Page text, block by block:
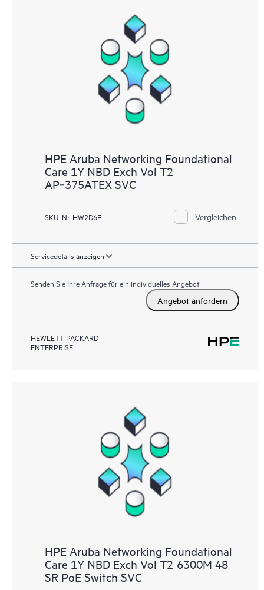
HPE Aruba Networking Foundational
Care 1Y NBD Exch Vol T2
AP‑375ATEX SVC
SKU-Nr. HW2D6E Vergleichen
Servicedetails anzeigen
Senden Sie Ihre Anfrage für ein individuelles Angebot
Angebot anfordern
HEWLETT PACKARD
ENTERPRISE
HPE Aruba Networking Foundational
Care 1Y NBD Exch Vol T2 6300M 48
SR PoE Switch SVC